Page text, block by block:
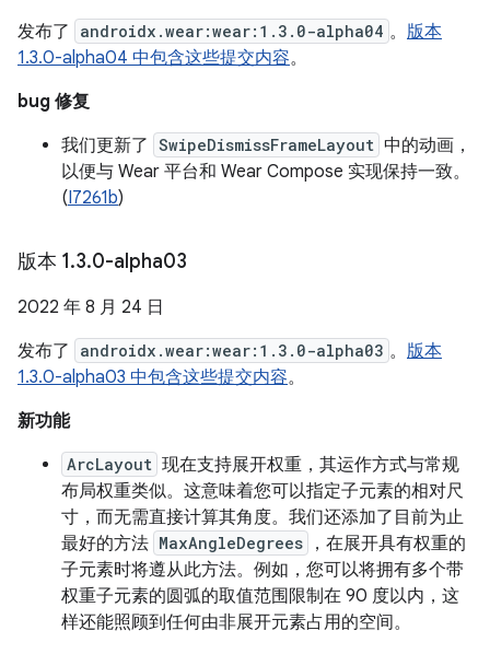
发布了
androidx.wear:wear:1.3.0-alpha04 。 版本
1.3.0-alpha04 中包含这些提交内容。
bug 修复
我们更新了 SwipeDismissFrameLayout 中的动画，
以便与 Wear 平台和 Wear Compose 实现保持一致。
(I7261b)
版本 1.3.0-alpha03
2022 年 8 月 24 日
发布了
androidx.wear:wear:1.3.0-alpha03 。 版本
1.3.0-alpha03 中包含这些提交内容。
新功能
ArcLayout 现在支持展开权重，其运作方式与常规
布局权重类似。这意味着您可以指定子元素的相对尺
寸，而无需直接计算其角度。我们还添加了目前为止
最好的方法 MaxAngleDegrees
，在展开具有权重的
子元素时将遵从此方法。例如，您可以将拥有多个带
权重子元素的圆弧的取值范围限制在 90 度以内，这
样还能照顾到任何由非展开元素占用的空间。